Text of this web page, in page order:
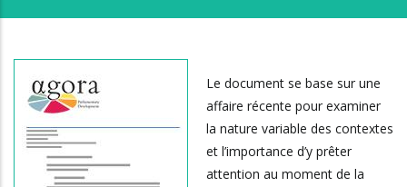
Le document se base sur une
affaire récente pour examiner
la nature variable des contextes
et l’importance d’y prêter
attention au moment de la